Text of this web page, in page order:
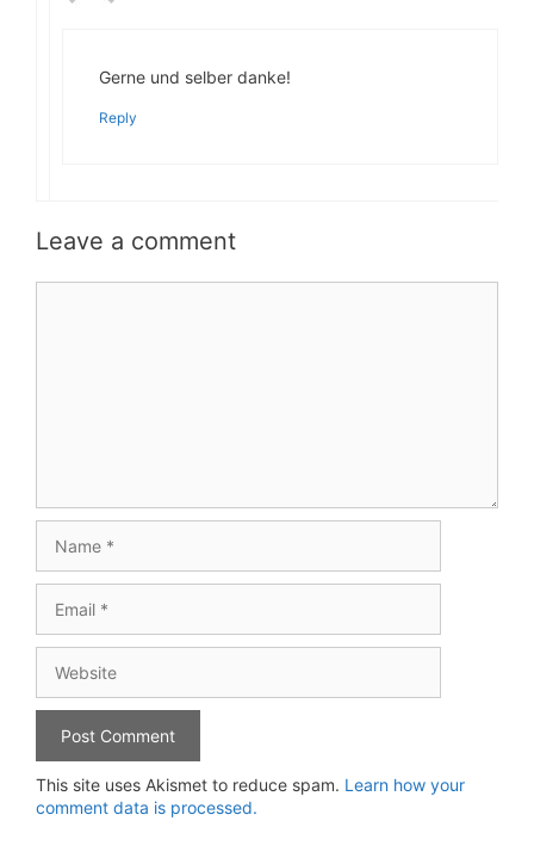
Gerne und selber danke!
Reply
Leave a comment
This site uses Akismet to reduce spam. Learn how your
comment data is processed.